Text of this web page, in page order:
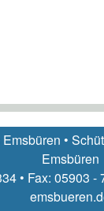
•
Emsbüren
• Fax: 05903 -